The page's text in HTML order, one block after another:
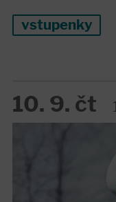
vstupenky
10. 9. čt